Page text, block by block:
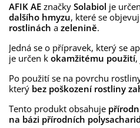
AFIK AE značky Solabiol je
dalšího hmyzu, které se
rostlinách a zelenině.
Jedná se o přípravek, který se
je určen k okamžitému použití,
Po použití se na povrchu
který bez poškození rostliny
Tento produkt obsahuje
na bázi přírodních